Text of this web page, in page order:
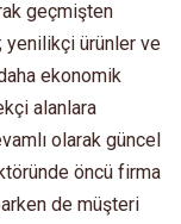
geçmişten
yenilikçi ürünler ve
ekonomik
alanlara
olarak güncel
öncü firma
de müşteri